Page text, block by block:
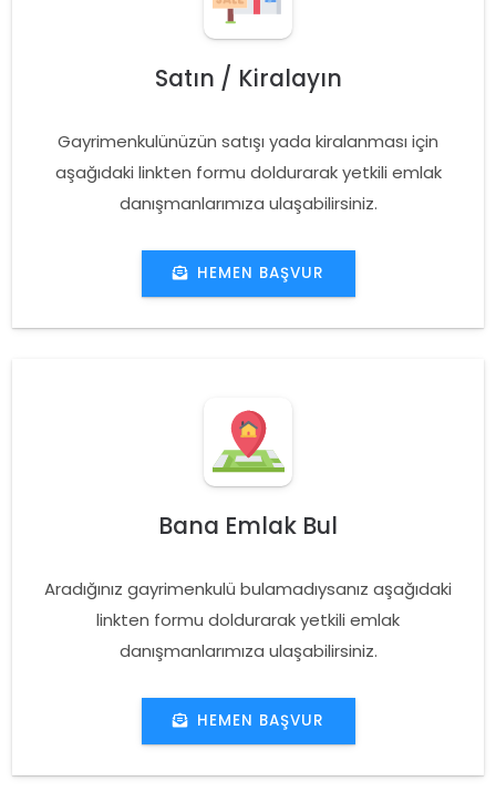
Satın / Kiralayın
Gayrimenkulünüzün satışı yada kiralanması için
aşağıdaki linkten formu doldurarak yetkili emlak
danışmanlarımıza ulaşabilirsiniz.
HEMEN BAŞVUR
Bana Emlak Bul
Aradığınız gayrimenkulü bulamadıysanız aşağıdaki
linkten formu doldurarak yetkili emlak
danışmanlarımıza ulaşabilirsiniz.
HEMEN BAŞVUR